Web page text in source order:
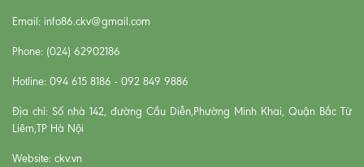
Email: info86.ckv@gmail.com
Phone: (024) 62902186
Hotline: 094 615 8186 - 092 849 9886
Địa chỉ: Số nhà 142, đường Cầu Diễn,Phường Minh Khai, Quận Bắc Từ
Liêm,TP Hà Nội
Website: ckv.vn